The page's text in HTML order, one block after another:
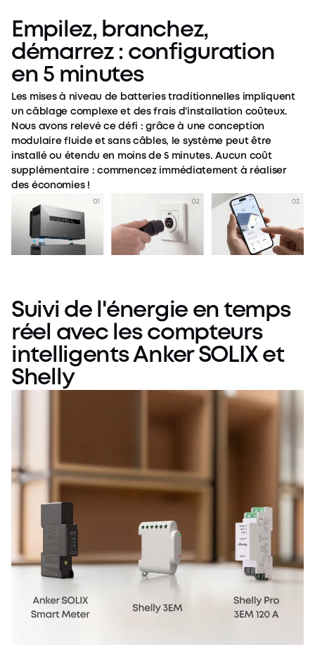
Empilez, branchez,
démarrez : configuration
en 5 minutes
Les mises à niveau de batteries traditionnelles impliquent
un câblage complexe et des frais d’installation coûteux.
Nous avons relevé ce défi : grâce à une conception
modulaire fluide et sans câbles, le système peut être
installé ou étendu en moins de 5 minutes. Aucun coût
supplémentaire : commencez immédiatement à réaliser
des économies !
Suivi de l'énergie en temps
réel avec les compteurs
intelligents Anker SOLIX et
Shelly